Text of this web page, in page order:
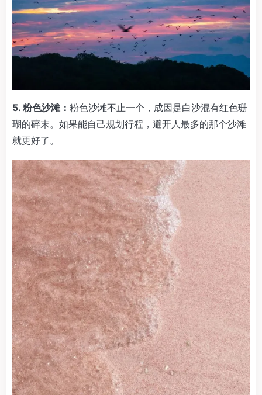
5. 粉色沙滩： 粉色沙滩不止一个，成因是白沙混有红色珊
瑚的碎末。如果能自己规划行程，避开人最多的那个沙滩
就更好了。